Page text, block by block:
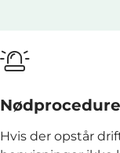
Hvis der opstår